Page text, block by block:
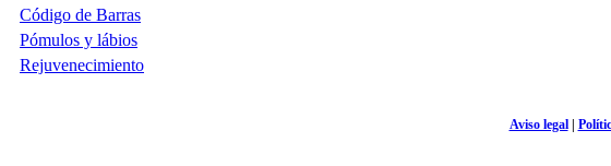
Código de Barras
Pómulos y lábios
Rejuvenecimiento
Aviso legal|